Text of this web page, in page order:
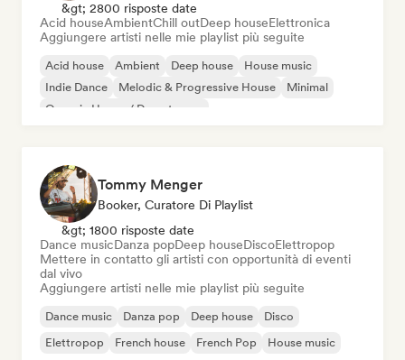
&gt; 2800 risposte date
Acid houseAmbientChill outDeep houseElettronica
Aggiungere artisti nelle mie playlist più seguite
Acid house Ambient Deep house
House music
Indie Dance
Melodic & Progressive House
Minimal
Organic House / Downtempo
Tommy Menger
Booker, Curatore Di Playlist
&gt; 1800 risposte date
Dance musicDanza popDeep houseDiscoElettropop
Mettere in contatto gli artisti con opportunità di eventi
dal vivo
Aggiungere artisti nelle mie playlist più seguite
Dance music Danza pop Deep house
Disco
Elettropop
French house French Pop House music